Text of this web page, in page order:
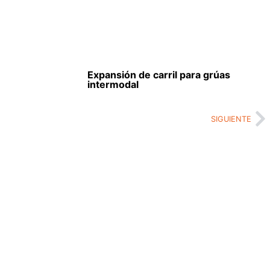
Expansión de carril para grúas
intermodal
SIGUIENTE